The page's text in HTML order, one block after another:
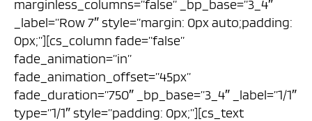
marginless_columns=”false” _bp_base=”3_4″
_label=”Row 7″ style=”margin: 0px auto;padding:
0px;”][cs_column fade=”false”
fade_animation=”in”
fade_animation_offset=”45px”
fade_duration=”750″ _bp_base=”3_4″ _label=”1/1″
type=”1/1″ style=”padding: 0px;”][cs_text